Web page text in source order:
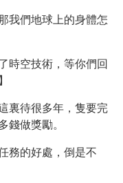
我們地球上的身體怎
時空技術，等你們回
裏待很多年，隻要完
錢做獎勵。
務的好處，倒是不